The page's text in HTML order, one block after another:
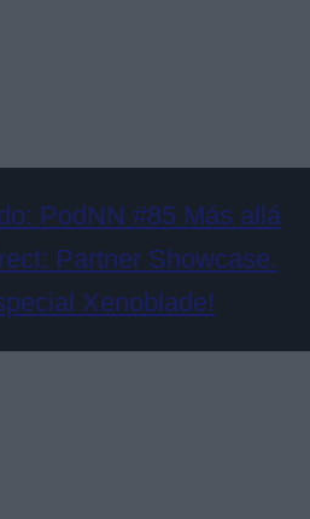
PodNN #85 Más allá
Partner Showcase.
Xenoblade!